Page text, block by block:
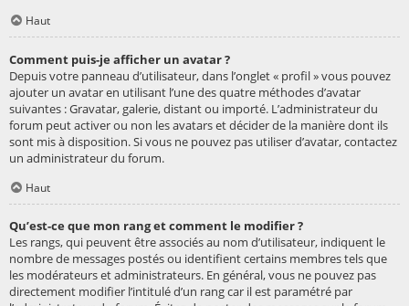
Haut
Comment puis-je afficher un avatar ?
Depuis votre panneau d’utilisateur, dans l’onglet « profil » vous pouvez
ajouter un avatar en utilisant l’une des quatre méthodes d’avatar
suivantes : Gravatar, galerie, distant ou importé. L’administrateur du
forum peut activer ou non les avatars et décider de la manière dont ils
sont mis à disposition. Si vous ne pouvez pas utiliser d’avatar, contactez
un administrateur du forum.
Haut
Qu’est-ce que mon rang et comment le modifier ?
Les rangs, qui peuvent être associés au nom d’utilisateur, indiquent le
nombre de messages postés ou identifient certains membres tels que
les modérateurs et administrateurs. En général, vous ne pouvez pas
directement modifier l’intitulé d’un rang car il est paramétré par